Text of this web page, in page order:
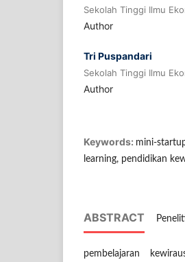
Sekolah Tinggi Ilmu
Author
Tri Puspandari
Sekolah Tinggi Ilmu
Author
Keywords: mini-
learning, pendidikan
ABSTRACT
pembelajaran